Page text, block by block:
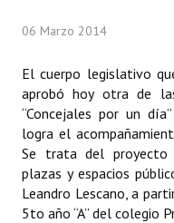
Programas
LEGISLACIÓN
Constitución Nacional
Constitución Provincial
06 Marzo 2014
El cuerpo legislativo
aprobó hoy otra de
“Concejales por un
logra el
Se trata del proyecto
plazas y espacios
Leandro Lescano, a
5to año “A” del colegio